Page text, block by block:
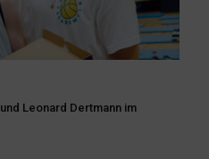
Leonard Dertmann im